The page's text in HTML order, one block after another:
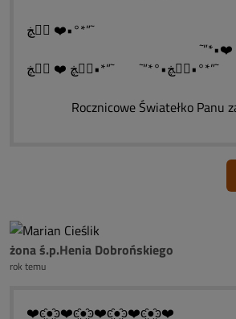
❤️ ڰۣڿ•°*”˜
˜”*•ڰۣڿ ❤️
ڰۣڿ•°*”˜ ˜”*•ڰۣڿ ❤️ ڰۣڿ•°*”˜
Rocznicowe Światełko Panu
żona ś.p.Henia Dobrońskiego
rok temu
❤️ͼ̮̑●̮̑ͽ❤️ͼ̮̑●̮̑ͽ❤️ͼ̮̑●̮̑ͽ❤️ͼ̮̑●̮̑ͽ❤️